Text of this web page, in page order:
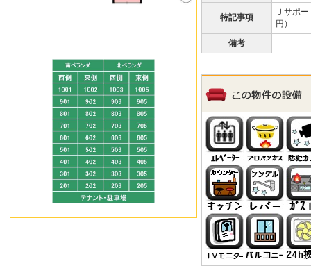
特記事項
Ｊサポ
円）
備考